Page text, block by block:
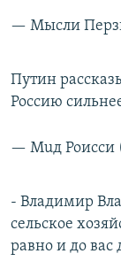
— Мысли
Путин
Россию
— Мuд Роисси
- Владимир
сельское
равно и до вас